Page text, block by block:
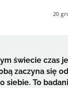
20
świecie czas
zaczyna się
siebie. To